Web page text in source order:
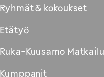
Ryhmät & kokoukset
Etätyö
Ruka-Kuusamo Matkailu
Kumppanit